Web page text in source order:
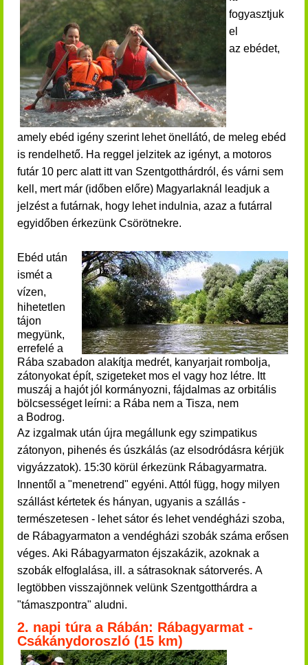
fogyasztjuk
el
az ebédet,
amely ebéd igény szerint lehet önellátó, de meleg ebéd
is rendelhető. Ha reggel jelzitek az igényt, a motoros
futár 10 perc alatt itt van Szentgotthárdról, és várni sem
kell, mert már (időben előre) Magyarlaknál leadjuk a
jelzést a futárnak, hogy lehet indulnia, azaz a futárral
egyidőben érkezünk Csörötnekre.
Ebéd után
ismét a
vízen,
hihetetlen
tájon
megyünk,
errefelé a
Rába szabadon alakítja medrét, kanyarjait rombolja,
zátonyokat épít, szigeteket mos el vagy hoz létre. Itt
muszáj a hajót jól kormányozni, fájdalmas az orbitális
bölcsességet leírni: a Rába nem a Tisza, nem
a Bodrog.
Az izgalmak után újra megállunk egy szimpatikus
zátonyon, pihenés és úszkálás (az elsodródásra kérjük
vigyázzatok). 15:30 körül érkezünk Rábagyarmatra.
Innentől a "menetrend" egyéni. Attól függ, hogy milyen
szállást kértetek és hányan, ugyanis a szállás -
természetesen - lehet sátor és lehet vendégházi szoba,
de Rábagyarmaton a vendégházi szobák száma erősen
véges. Aki Rábagyarmaton éjszakázik, azoknak a
szobák elfoglalása, ill. a sátrasoknak sátorverés. A
legtöbben visszajönnek velünk Szentgotthárdra a
"támaszpontra" aludni.
2. napi túra a Rábán: Rábagyarmat -
Csákánydoroszló (15 km)